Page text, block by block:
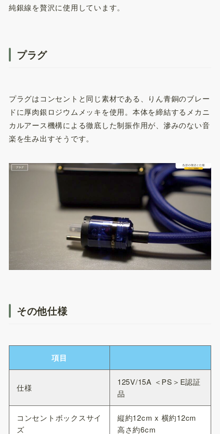
純銀線を贅沢に使用しています。
プラグ
プラグはコンセントと同じ素材である、りん青銅のブレー
ドに厚肉銀ロジウムメッキを使用。本体を締結するメカニ
カルアース機構による徹底した制振作用が、滲みのない音
楽を生み出すそうです。
その他仕様
項目
仕様
125V/15A ＜PS＞E認証
品
コンセントボックスサイ
ズ
縦約12cm x 横約12cm
高さ約6cm